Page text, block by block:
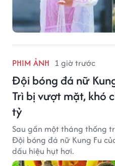
PHIM ẢNH 1 giờ trước
Đội bóng đá nữ
Trì bị vượt mặt, khó
tỷ
Sau gần một tháng thống
Đội bóng đá nữ Kung Fu
dấu hiệu hụt hơi.